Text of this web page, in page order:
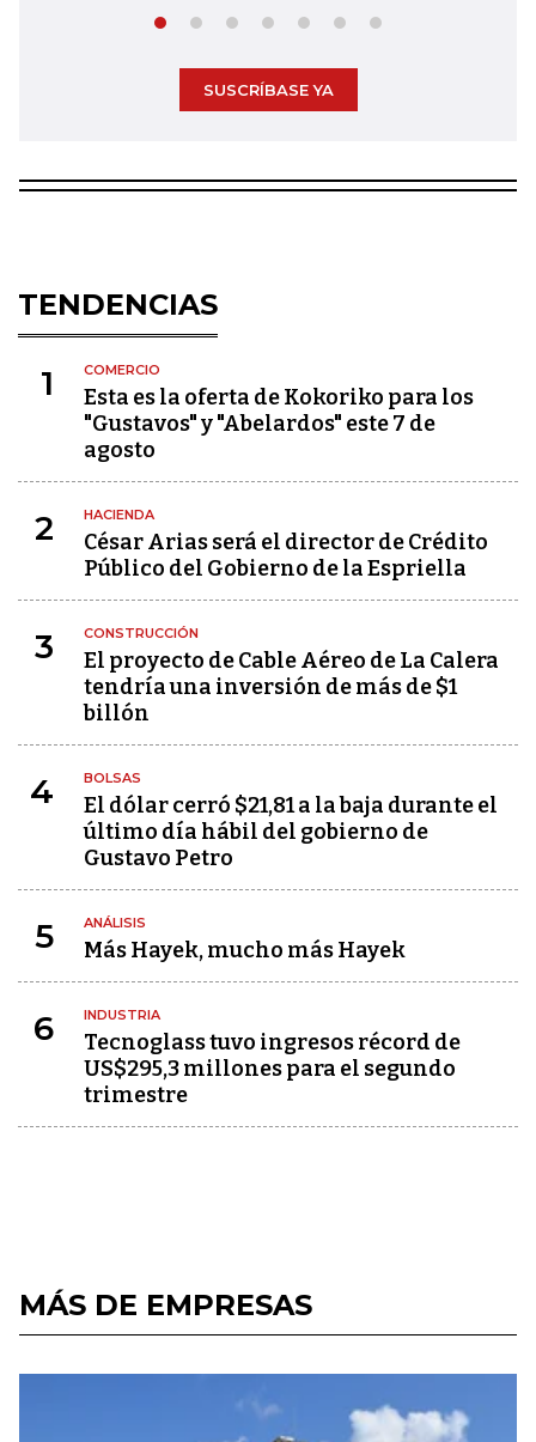
SUSCRÍBASE YA
TENDENCIAS
1 COMERCIO
Esta es la oferta de Kokoriko para los
"Gustavos" y "Abelardos" este 7 de
agosto
2 HACIENDA
César Arias será el director de Crédito
Público del Gobierno de la Espriella
3 CONSTRUCCIÓN
El proyecto de Cable Aéreo de La Calera
tendría una inversión de más de $1
billón
4 BOLSAS
El dólar cerró $21,81 a la baja durante el
último día hábil del gobierno de
Gustavo Petro
5 ANÁLISIS
Más Hayek, mucho más Hayek
6 INDUSTRIA
Tecnoglass tuvo ingresos récord de
US$295,3 millones para el segundo
trimestre
MÁS DE EMPRESAS